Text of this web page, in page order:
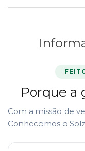
Porque a
Com a missão de
Conhecemos o